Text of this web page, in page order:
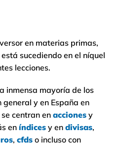
en materias primas,
sucediendo en el níquel
lecciones.
inmensa mayoría de los
general y en España en
centran en acciones y
en índices y en divisas,
, cfds o incluso con